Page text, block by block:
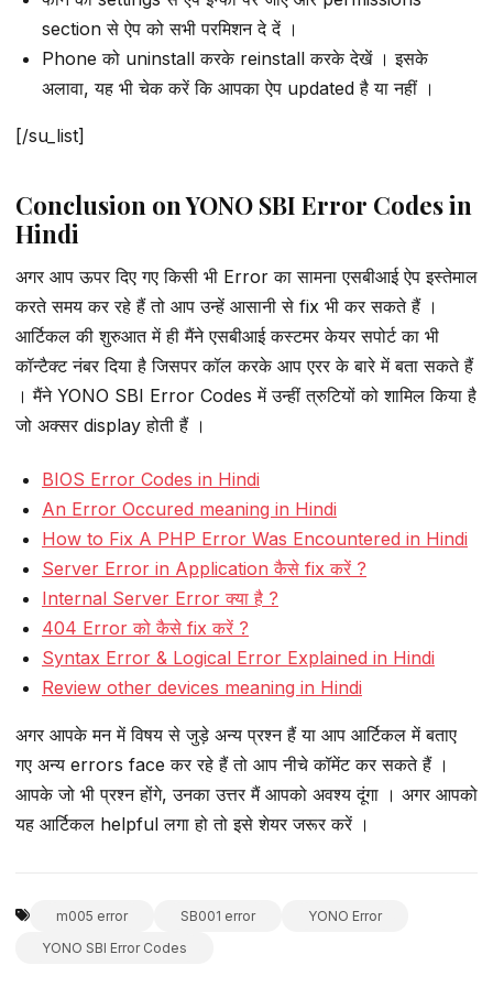
section से ऐप को सभी परमिशन दे दें ।
Phone को uninstall करके reinstall करके देखें । इसके
अलावा, यह भी चेक करें कि आपका ऐप updated है या नहीं ।
[/su_list]
Conclusion on YONO SBI Error Codes in
Hindi
अगर आप ऊपर दिए गए किसी भी Error का सामना एसबीआई ऐप इस्तेमाल
करते समय कर रहे हैं तो आप उन्हें आसानी से fix भी कर सकते हैं ।
आर्टिकल की शुरुआत में ही मैंने एसबीआई कस्टमर केयर सपोर्ट का भी
कॉन्टैक्ट नंबर दिया है जिसपर कॉल करके आप एरर के बारे में बता सकते हैं
। मैंने YONO SBI Error Codes में उन्हीं त्रुटियों को शामिल किया है
जो अक्सर display होती हैं ।
BIOS Error Codes in Hindi
An Error Occured meaning in Hindi
How to Fix A PHP Error Was Encountered in Hindi
Server Error in Application कैसे fix करें ?
Internal Server Error क्या है ?
404 Error को कैसे fix करें ?
Syntax Error & Logical Error Explained in Hindi
Review other devices meaning in Hindi
अगर आपके मन में विषय से जुड़े अन्य प्रश्न हैं या आप आर्टिकल में बताए
गए अन्य errors face कर रहे हैं तो आप नीचे कॉमेंट कर सकते हैं ।
आपके जो भी प्रश्न होंगे, उनका उत्तर मैं आपको अवश्य दूंगा । अगर आपको
यह आर्टिकल helpful लगा हो तो इसे शेयर जरूर करें ।
m005 error SB001 error
YONO Error
YONO SBI Error Codes